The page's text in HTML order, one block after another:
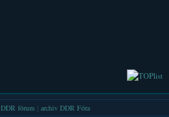
DDR fórum archiv DDR Fóra